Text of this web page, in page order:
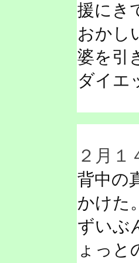
援にき
おかし
婆を引
ダイエ
２月１
背中の
かけた。
ずいぶ
ょっと